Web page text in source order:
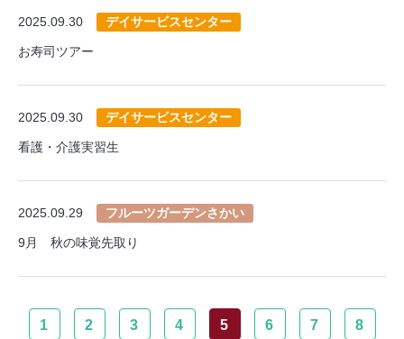
2025.09.30 デイサービスセンター
お寿司ツアー
2025.09.30 デイサービスセンター
看護・介護実習生
2025.09.29 フルーツガーデンさかい
9月 秋の味覚先取り
1 2 3 4 5 6 7 8